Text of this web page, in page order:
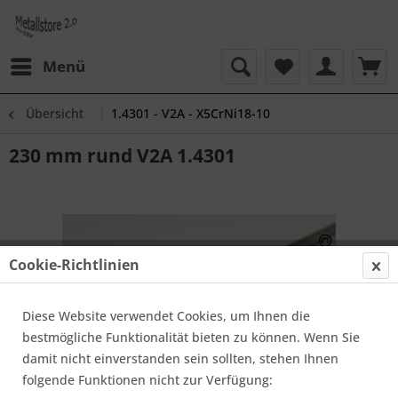
Menü
Übersicht 1.4301 - V2A - X5CrNi18-10
230 mm rund V2A 1.4301
Cookie-Richtlinien
Diese Website verwendet Cookies, um Ihnen die
bestmögliche Funktionalität bieten zu können. Wenn Sie
damit nicht einverstanden sein sollten, stehen Ihnen
folgende Funktionen nicht zur Verfügung: